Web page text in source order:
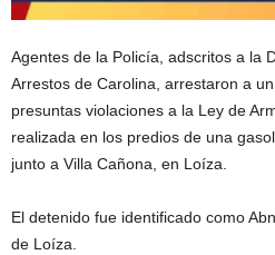
Agentes de la Policía, adscritos a la
Arrestos de Carolina, arrestaron a
presuntas violaciones a la Ley de
realizada en los predios de una
junto a Villa Cañona, en Loíza.
El detenido fue identificado como
de Loíza.